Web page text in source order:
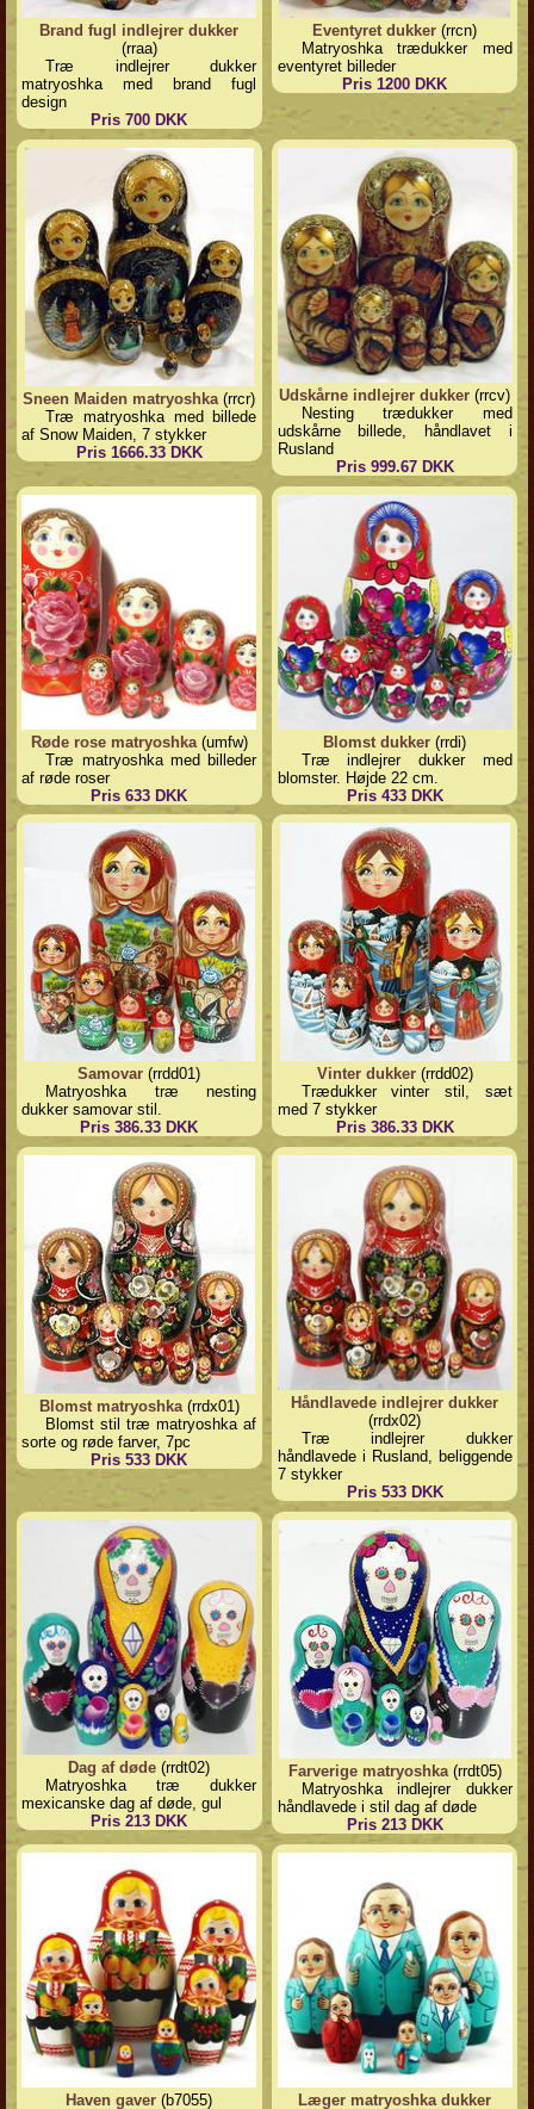
Brand fugl indlejrer dukker
(rraa)
Træ indlejrer dukker
matryoshka med brand fugl
design
Pris 700 DKK
Eventyret dukker (rrcn)
Matryoshka trædukker med
eventyret billeder
Pris 1200 DKK
Sneen Maiden matryoshka (rrcr)
Træ matryoshka med billede
af Snow Maiden, 7 stykker
Pris 1666.33 DKK
Udskårne indlejrer dukker (rrcv)
Nesting trædukker med
udskårne billede, håndlavet i
Rusland
Pris 999.67 DKK
Røde rose matryoshka(umfw)
Træ matryoshka med billeder
af røde roser
Pris 633 DKK
Blomst dukker (rrdi)
Træ indlejrer dukker med
blomster. Højde 22 cm.
Pris 433 DKK
Samovar (rrdd01)
Matryoshka træ nesting
dukker samovar stil.
Pris 386.33 DKK
Vinter dukker(rrdd02)
Trædukker vinter stil, sæt
med 7 stykker
Pris 386.33 DKK
Blomst matryoshka(rrdx01)
Blomst stil træ matryoshka af
sorte og røde farver, 7pc
Pris 533 DKK
Håndlavede indlejrer dukker
(rrdx02)
Træ indlejrer dukker
håndlavede i Rusland, beliggende
7 stykker
Pris 533 DKK
Dag af døde (rrdt02)
Matryoshka træ dukker
mexicanske dag af døde, gul
Pris 213 DKK
Farverige matryoshka(rrdt05)
Matryoshka indlejrer dukker
håndlavede i stil dag af døde
Pris 213 DKK
Haven gaver (b7055)
Læger matryoshka dukker